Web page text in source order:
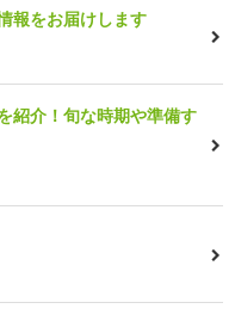
報をお届けします
紹介！旬な時期や準備す